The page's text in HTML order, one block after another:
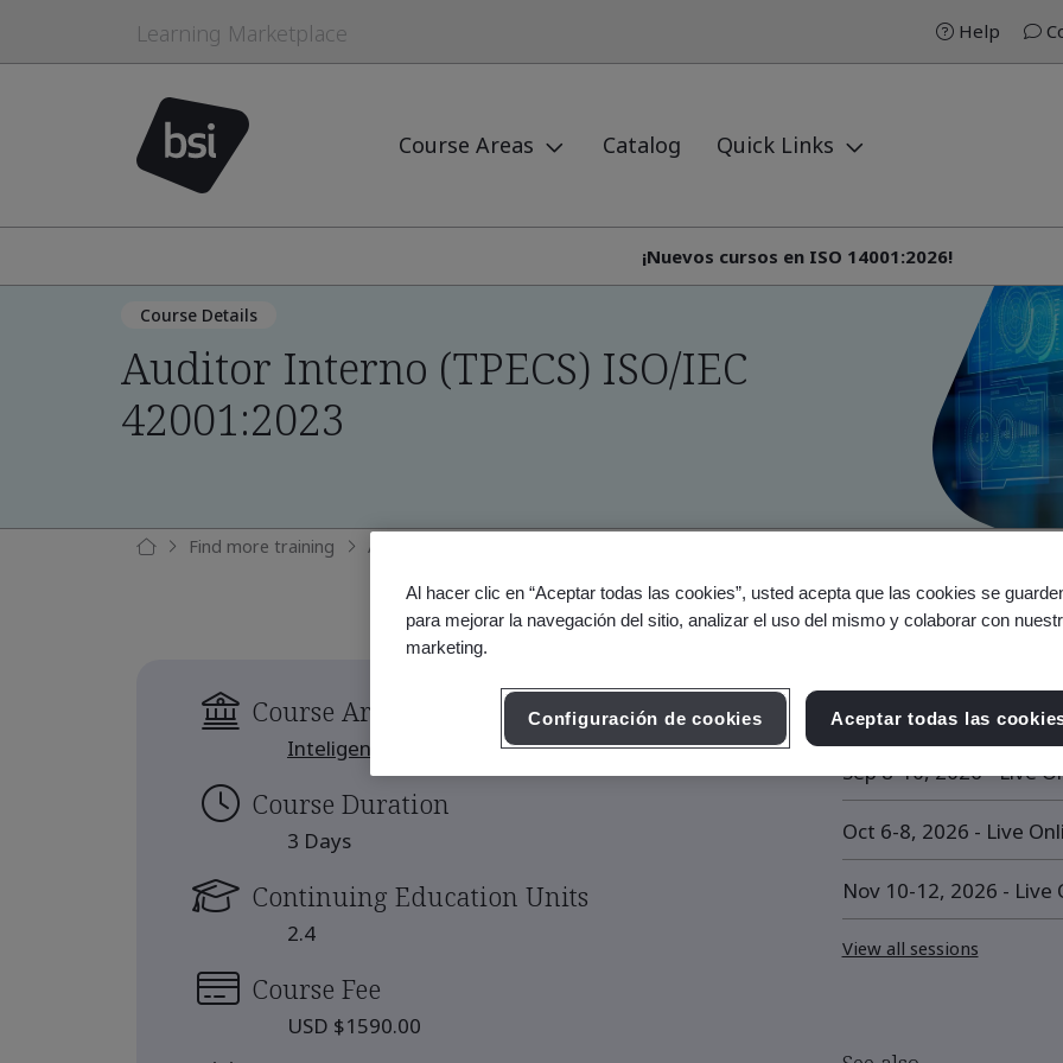
Learning Marketplace
Course Areas Catalog Quick Links
Help
¡Nuevos cursos en ISO 14001:2026!
Course Details
Auditor Interno (TPECS) ISO/IEC
42001:2023
Find more training Auditor Interno (TPECS) ISO/IEC 42001:2023
Course Area
Inteligencia Artificial (IA)
Course Duration
3 Days
Continuing Education Units
2.4
Course Fee
USD $1590.00
Upcoming
Sep 8-10, 2026 - Live
Oct 6-8, 2026 - Live
Nov 10-12, 2026 - Live
View all sessions
Al hacer clic en “Aceptar todas las cookies”, usted acepta que las cookies se
para mejorar la navegación del sitio, analizar el uso del mismo y colaborar con
marketing.
Configuración de cookies Aceptar todas las